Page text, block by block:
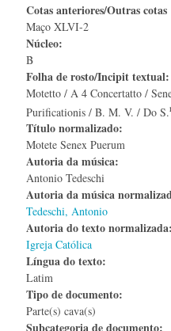
Cotas anteriores/Outras
Maço XLVI-2
Núcleo:
B
Folha de rosto/Incipit
Motetto / A 4 Concertatto /
Purificationis / B. M. V. / Do S.
Título normalizado:
Motete Senex Puerum
Autoria da música:
Antonio Tedeschi
Autoria da música
Tedeschi, Antonio
Autoria do texto
Igreja Católica
Língua do texto:
Latim
Tipo de documento:
Parte(s) cava(s)